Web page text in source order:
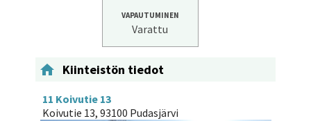
VAPAUTUMINEN
Varattu
 Kiinteistön tiedot
11 Koivutie 13
Koivutie 13, 93100 Pudasjärvi